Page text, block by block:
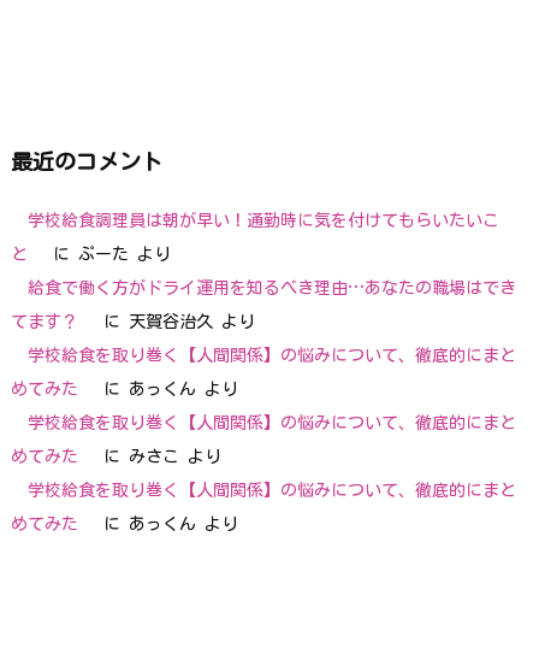
最近のコメント
学校給食調理員は朝が早い！通勤時に気を付けてもらいたいこ
と
に ぷーた より
給食で働く方がドライ運用を知るべき理由…あなたの職場はでき
てます？
に 天賀谷治久
より
学校給食を取り巻く【人間関係】の悩みについて、徹底的にまと
めてみた
に あっくん より
学校給食を取り巻く【人間関係】の悩みについて、徹底的にまと
めてみた
に みさこ
より
学校給食を取り巻く【人間関係】の悩みについて、徹底的にまと
めてみた
に あっくん より